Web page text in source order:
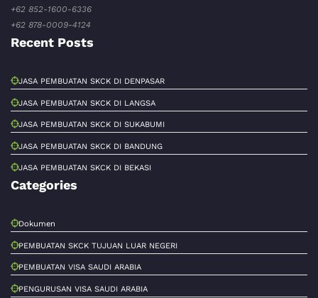
+62 852-1600-6336
+62 878-0009-4124
Recent Posts
JASA PEMBUATAN SKCK DI DENPASAR
JASA PEMBUATAN SKCK DI LANGSA
JASA PEMBUATAN SKCK DI SUKABUMI
JASA PEMBUATAN SKCK DI BANDUNG
JASA PEMBUATAN SKCK DI BEKASI
Categories
Dokumen
PEMBUATAN SKCK TUJUAN LUAR NEGERI
PEMBUATAN VISA SAUDI ARABIA
PENGURUSAN VISA SAUDI ARABIA